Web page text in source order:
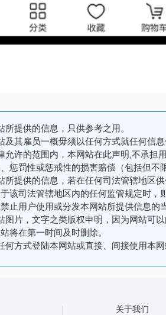
所提供的信息，只供参考之用。
及其雇员一概毋须以任何方式就任何信
允许的范围内，本网站在此声明,不承担
惩罚性或惩戒性的损害赔偿（包括但
所提供的信息，若在任何司法管辖地区
该司法管辖地区内的任何监管规定时
止用户使用或分发本网站所提供信息的
图片，文字之类版权申明，因为网站可
将在第一时间及时删除。
何方式登陆本网站或直接、间接使用本
关于我们